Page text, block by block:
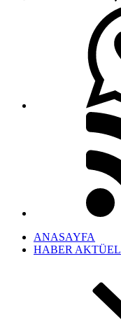
ANASAYFA
HABER AKTÜEL